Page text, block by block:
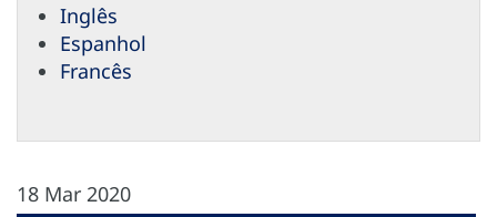
Inglês
Espanhol
Francês
18 Mar 2020